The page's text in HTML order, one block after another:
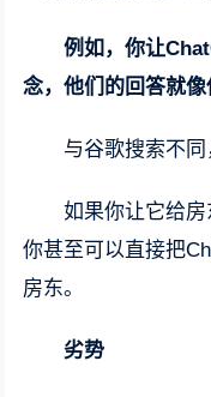
例如，你让
念，他们的回答就像
与谷歌搜索不同
如果你让它给房
你甚至可以直接把
房东。
劣势